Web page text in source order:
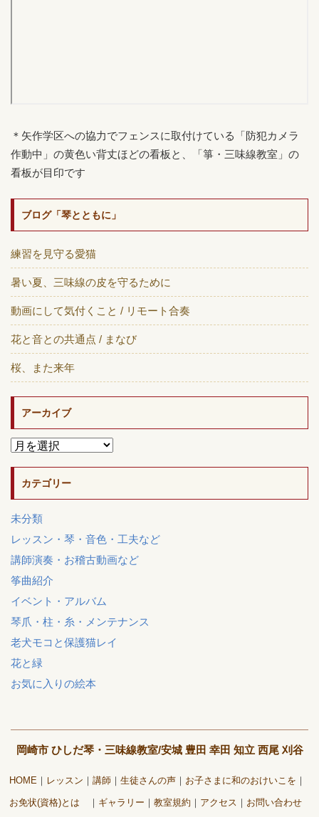
＊矢作学区への協力でフェンスに取付けている「防犯カメラ
作動中」の黄色い背丈ほどの看板と、「箏・三味線教室」の
看板が目印です
ブログ「琴とともに」
練習を見守る愛猫
暑い夏、三味線の皮を守るために
動画にして気付くこと / リモート合奏
花と音との共通点 / まなび
桜、また来年
アーカイブ
カテゴリー
未分類
レッスン・琴・音色・工夫など
講師演奏・お稽古動画など
筝曲紹介
イベント・アルバム
琴爪・柱・糸・メンテナンス
老犬モコと保護猫レイ
花と緑
お気に入りの絵本
岡崎市 ひしだ琴・三味線教室/安城 豊田 幸田 知立 西尾 刈谷
HOME レッスン 講師 生徒さんの声 お子さまに和のおけいこを
お免状(資格)とは ギャラリー 教室規約 アクセス お問い合わせ